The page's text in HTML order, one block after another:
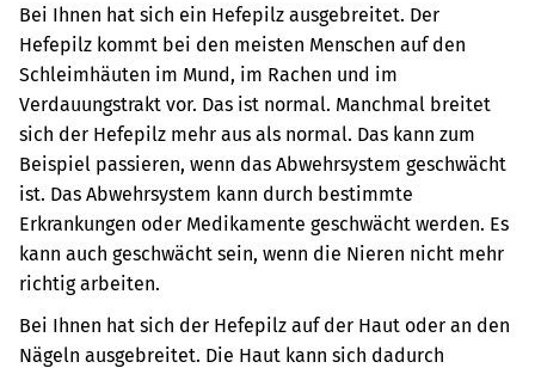
Bei Ihnen hat sich ein Hefepilz ausgebreitet. Der
Hefepilz kommt bei den meisten Menschen auf den
Schleimhäuten im Mund, im Rachen und im
Verdauungstrakt vor. Das ist normal. Manchmal breitet
sich der Hefepilz mehr aus als normal. Das kann zum
Beispiel passieren, wenn das Abwehrsystem geschwächt
ist. Das Abwehrsystem kann durch bestimmte
Erkrankungen oder Medikamente geschwächt werden. Es
kann auch geschwächt sein, wenn die Nieren nicht mehr
richtig arbeiten.
Bei Ihnen hat sich der Hefepilz auf der Haut oder an den
Nägeln ausgebreitet. Die Haut kann sich dadurch